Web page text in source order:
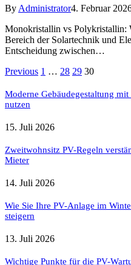
By Administrator4. Februar
Monokristallin vs Polykristallin:
Bereich der Solartechnik und
Entscheidung zwischen…
Previous 1 … 28 29 30
Moderne Gebäudegestaltung
nutzen
15. Juli 2026
Zweitwohnsitz PV-Regeln
Mieter
14. Juli 2026
Wie Sie Ihre PV-Anlage im
steigern
13. Juli 2026
Wichtige Punkte für die PV-